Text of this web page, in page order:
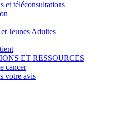
et téléconsultations
Jeunes Adultes
ET RESSOURCES
cancer
votre avis